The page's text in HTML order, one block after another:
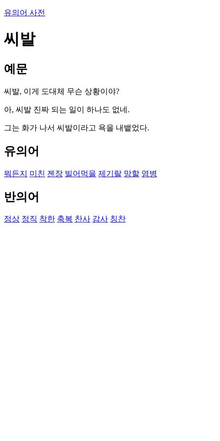
유의어 사전
씨발
예문
씨발, 이게 도대체 무슨 상황이야?
아, 씨발 진짜 되는 일이 하나도 없네.
그는 화가 나서 씨발이라고 욕을 내뱉었다.
유의어
뭐든지 미친 젠장 빌어먹을 제기랄 망할 염병
반의어
정상 정직 착한 축복 찬사 감사 칭찬